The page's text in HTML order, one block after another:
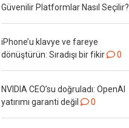
Güvenilir Platformlar Nasıl Seçilir?
iPhone’u klavye ve fareye
dönüştürün: Sıradışı bir fikir
0
NVIDIA CEO’su doğruladı: OpenAI
yatırımı garanti değil
0